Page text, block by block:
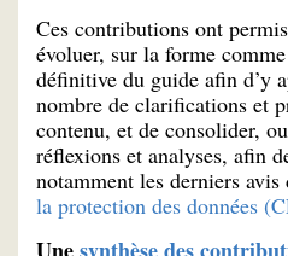
Ces contributions ont
évoluer, sur la forme
définitive du guide afin d’y
nombre de clarifications et
contenu, et de consolider,
réflexions et analyses, afin
notamment les derniers avis
la protection des données